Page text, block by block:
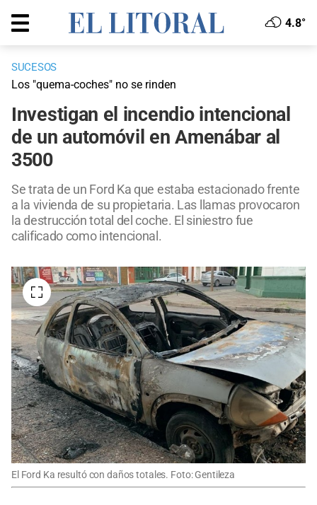
4.8°
SUCESOS
Los "quema-coches" no se rinden
Investigan el incendio intencional
de un automóvil en Amenábar al
3500
Se trata de un Ford Ka que estaba estacionado frente
a la vivienda de su propietaria. Las llamas provocaron
la destrucción total del coche. El siniestro fue
calificado como intencional.
El Ford Ka resultó con daños totales. Foto: Gentileza